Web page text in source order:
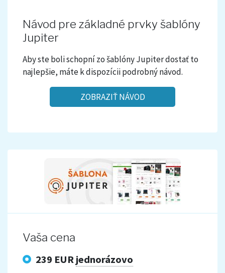
Návod pre základné prvky šablóny
Jupiter
Aby ste boli schopní zo šablóny Jupiter dostať to
najlepšie, máte k dispozícii podrobný návod.
ZOBRAZIŤ NÁVOD
Vaša cena
239 EURjednorázovo